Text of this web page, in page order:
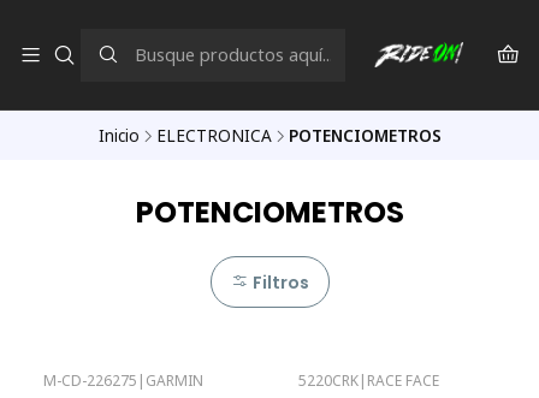
Inicio ELECTRONICA POTENCIOMETROS
POTENCIOMETROS
Filtros
M-CD-226275 | GARMIN 5220CRK| RACE FACE